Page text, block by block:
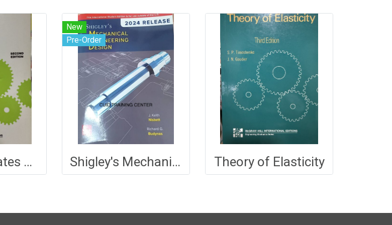
Theory of plates and shells
New
Pre-Order
Shigley's Mechanical Engineering Design Theory of Elasticity